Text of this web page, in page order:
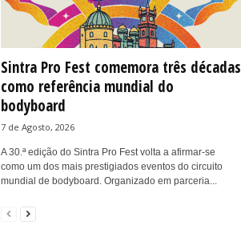
Sintra Pro Fest comemora três décadas
como referência mundial do
bodyboard
7 de Agosto, 2026
A 30.ª edição do Sintra Pro Fest volta a afirmar-se
como um dos mais prestigiados eventos do circuito
mundial de bodyboard. Organizado em parceria...